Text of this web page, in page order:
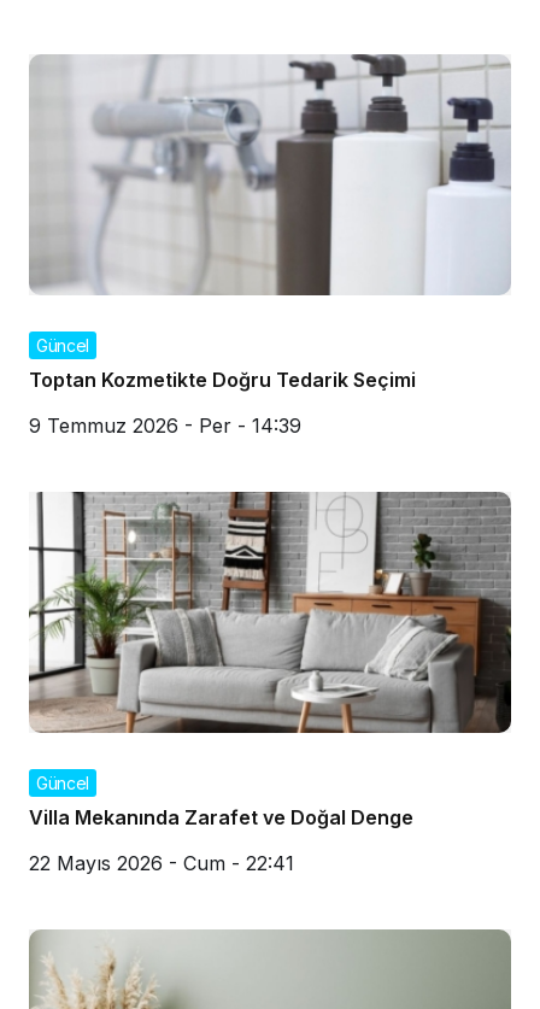
Güncel
Toptan Kozmetikte Doğru Tedarik Seçimi
9 Temmuz 2026 - Per - 14:39
Güncel
Villa Mekanında Zarafet ve Doğal Denge
22 Mayıs 2026 - Cum - 22:41